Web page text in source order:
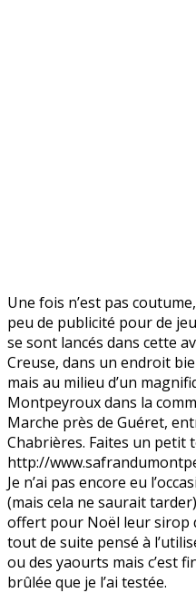
Une fois n’est pas
peu de publicité pour de
se sont lancés dans cette
Creuse, dans un endroit
mais au milieu d’un
Montpeyroux dans la
Marche près de Guéret,
Chabrières. Faites un petit
http://
Je n’ai pas encore eu
(mais cela ne saurait
offert pour Noël leur sirop
tout de suite pensé à
ou des yaourts mais c’est
brûlée que je l’ai testée.